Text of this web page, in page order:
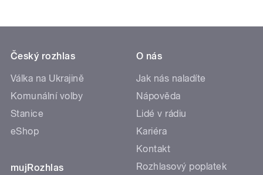
Český rozhlas
Válka na Ukrajině
Komunální volby
Stanice
eShop
mujRozhlas
O nás
Jak nás naladíte
Nápověda
Lidé v rádiu
Kariéra
Kontakt
Rozhlasový poplatek